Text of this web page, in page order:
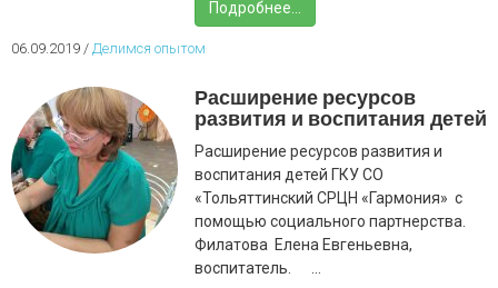
Подробнее...
06.09.2019 / Делимся опытом
Расширение ресурсов
развития и воспитания детей
Расширение ресурсов развития и
воспитания детей ГКУ СО
«Тольяттинский СРЦН «Гармония» с
помощью социального партнерства.
Филатова Елена Евгеньевна,
воспитатель. ...